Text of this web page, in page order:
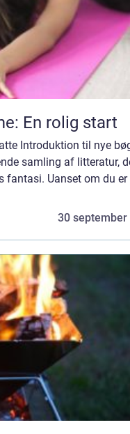
En rolig start
Introduktion til nye
samling af litteratur,
fantasi. Uanset om du er
30 september